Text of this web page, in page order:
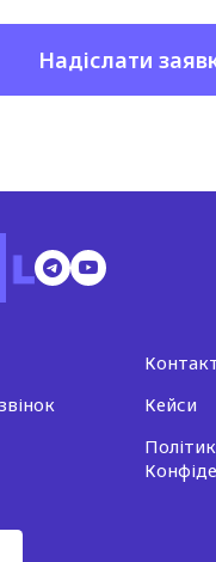
Надіслати
Кейси